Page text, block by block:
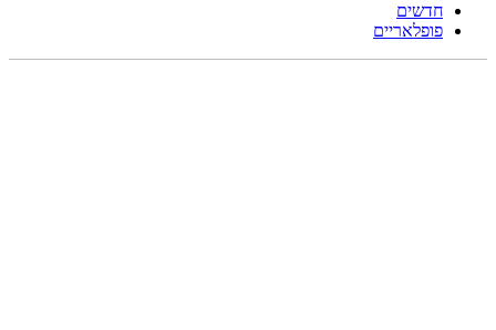
חדשים
פופלאריים